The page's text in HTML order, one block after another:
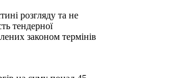
розгляду та не
тендерної
законом термінів